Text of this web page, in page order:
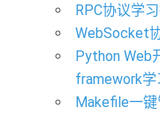
RPC协议学
WebSocket
Python Web
framework学
Makefile一键